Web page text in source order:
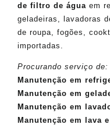
de filtro de água em
geladeiras, lavadoras
de roupa, fogões,
importadas.
Procurando serviço de:
Manutenção em
Manutenção em
Manutenção em
Manutenção em lava